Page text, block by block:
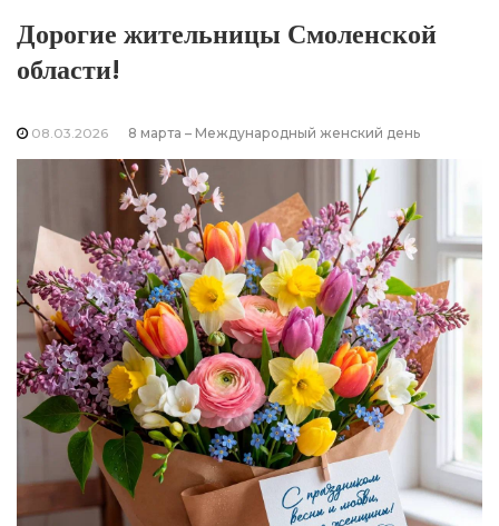
Дорогие жительницы Смоленской
области!
08.03.2026 8 марта – Международный женский день